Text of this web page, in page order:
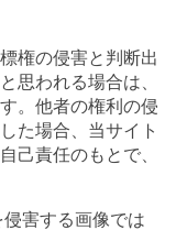
権の侵害と判断出
思われる場合は、
。他者の権利の侵
た場合、当サイト
己責任のもとで、
害する画像では